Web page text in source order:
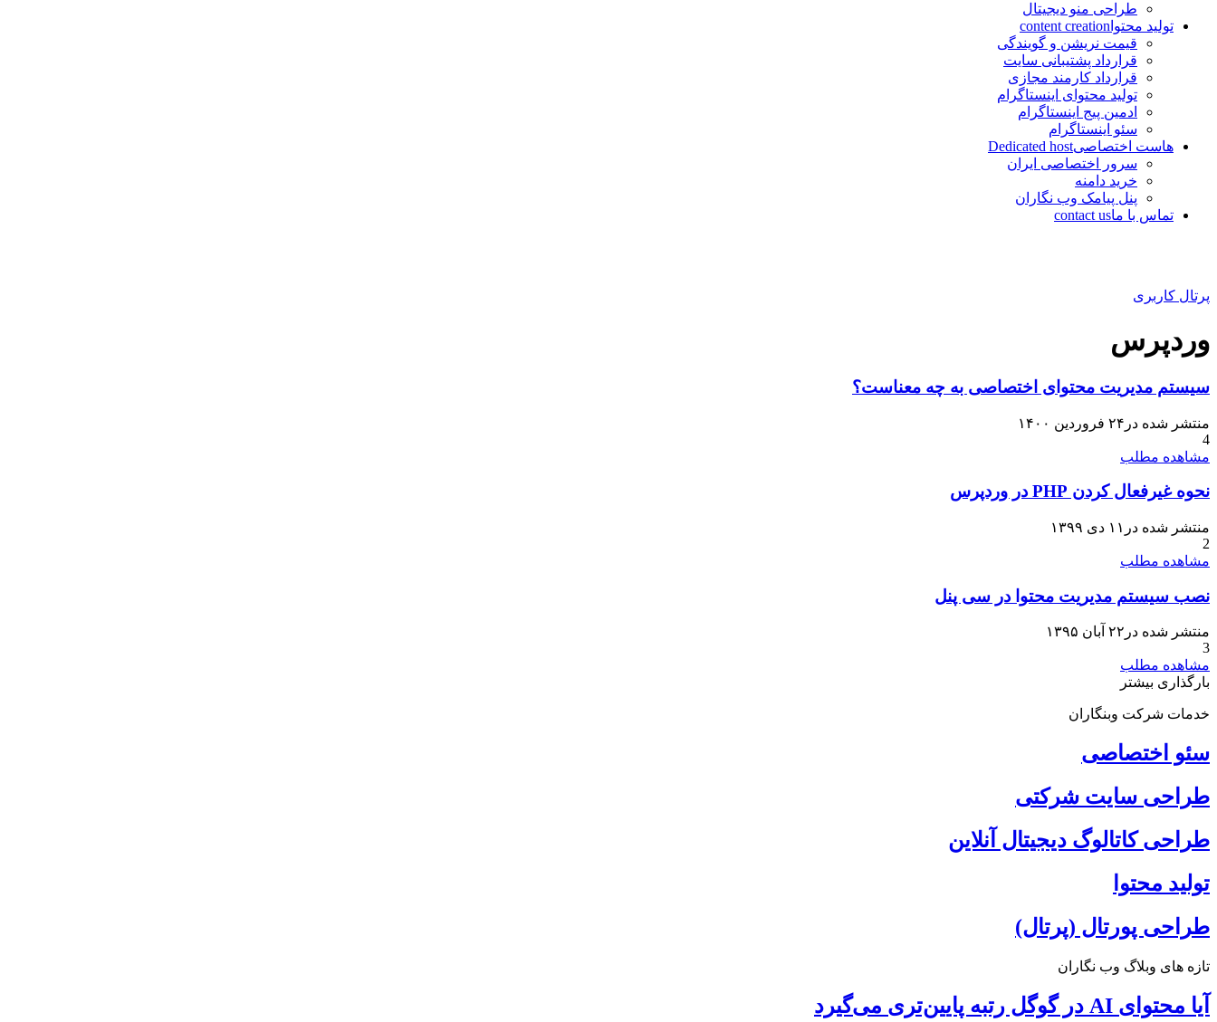
طراحی منو دیجیتال
تولید محتوا content creation
قیمت نریشن و گویندگی
قرارداد پشتیبانی سایت
قرارداد کارمند مجازی
تولید محتوای اینستاگرام
ادمین پیج اینستاگرام
سئو اینستاگرام
هاست اختصاصیDedicated host
سرور اختصاصی ایران
خرید دامنه
پنل پیامک وب نگاران
تماس با ماcontact us
پرتال کاربری
وردپرس
سیستم مدیریت محتوای اختصاصی به چه معناست؟
منتشر شده در۲۴ فروردین ۱۴۰۰
4
مشاهده مطلب
نحوه غیرفعال کردن PHP در وردپرس
منتشر شده در۱۱ دی ۱۳۹۹
2
مشاهده مطلب
نصب سیستم مدیریت محتوا در سی پنل
منتشر شده در۲۲ آبان ۱۳۹۵
3
مشاهده مطلب
بارگذاری بیشتر
خدمات شرکت وبنگاران
سئو اختصاصی
طراحی سایت شرکتی
طراحی کاتالوگ دیجیتال آنلاین
تولید محتوا
طراحی پورتال (پرتال)
تازه های وبلاگ وب نگاران
آیا محتوای AI در گوگل رتبه پایین‌تری می‌گیرد